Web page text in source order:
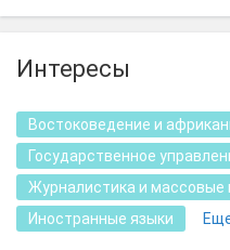
Интересы
Востоковедение и
Государственное
Журналистика и массовые
Иностранные языки